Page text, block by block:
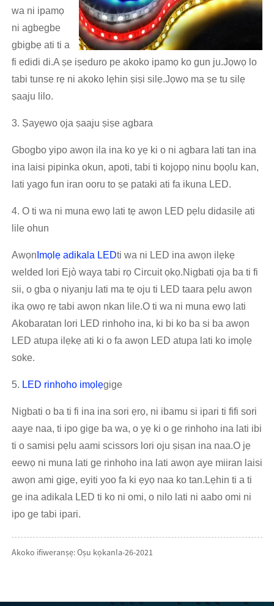
wa ni ipamọ
ni agbegbe
gbigbẹ ati ti a
fi edidi di.A ṣe iṣeduro pe akoko ipamọ ko gun ju.Jọwọ lo
tabi tunse rẹ ni akoko lẹhin ṣiṣi silẹ.Jọwọ ma ṣe tu silẹ
ṣaaju lilo.
3. Ṣayẹwo ọja ṣaaju ṣiṣe agbara
Gbogbo yipo awọn ila ina ko yẹ ki o ni agbara lati tan ina
ina laisi pipinka okun, apoti, tabi ti kojọpọ ninu bọọlu kan,
lati yago fun iran ooru to ṣe pataki ati fa ikuna LED.
4. O ti wa ni muna ewọ lati tẹ awọn LED pẹlu didasilẹ ati
lile ohun
Awọn Imọlẹ adikala LEDti wa ni LED ina awọn ilẹkẹ
welded lori Ejò waya tabi rọ Circuit ọkọ.Nigbati ọja ba ti fi
sii, o gba ọ niyanju lati ma tẹ oju ti LED taara pẹlu awọn
ika ọwọ rẹ tabi awọn nkan lile.O ti wa ni muna ewọ lati
Akobaratan lori LED rinhoho ina, ki bi ko ba si ba awọn
LED atupa ilẹkẹ ati ki o fa awọn LED atupa lati ko imọlẹ
soke.
5. LED rinhoho imọlẹgige
Nigbati o ba ti fi ina ina sori ẹrọ, ni ibamu si ipari ti fifi sori
aaye naa, ti ipo gige ba wa, o yẹ ki o ge rinhoho ina lati ibi
ti o samisi pẹlu aami scissors lori oju ṣiṣan ina naa.O jẹ
eewọ ni muna lati ge rinhoho ina lati awọn aye miiran laisi
awọn ami gige, eyiti yoo fa ki ẹyọ naa ko tan.Lẹhin ti a ti
ge ina adikala LED ti ko ni omi, o nilo lati ni aabo omi ni
ipo ge tabi ipari.
Akoko ifiweranṣẹ: Oṣu kọkanla-26-2021